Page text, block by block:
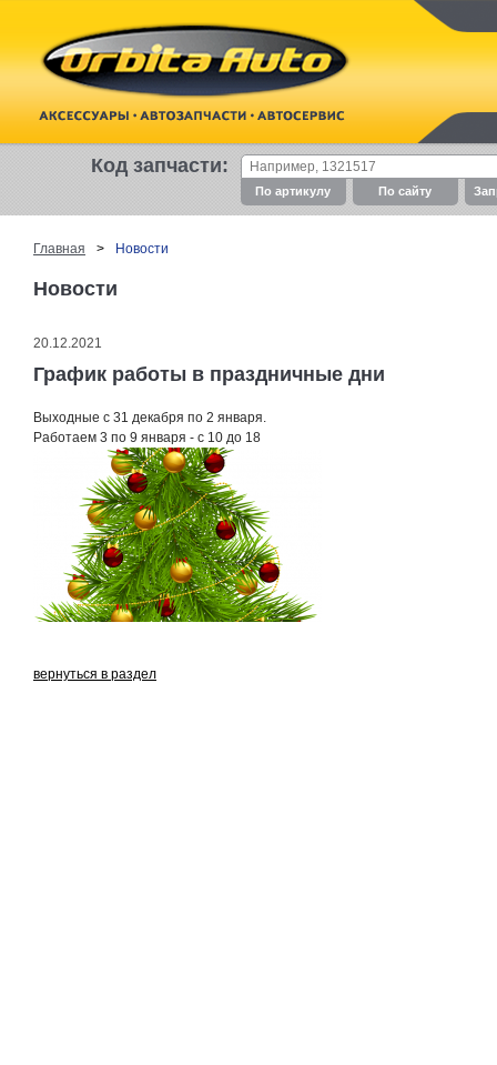
Код запчасти:
По артикулу По cайту
Главная > Новости
Новости
20.12.2021
График работы в праздничные дни
Выходные с 31 декабря по 2 января.
Работаем 3 по 9 января - с 10 до 18
вернуться в раздел